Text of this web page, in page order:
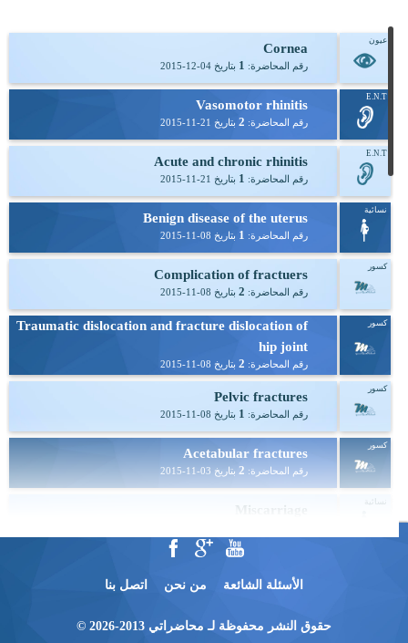
عيون
Cornea
رقم المحاضرة: 1 بتاريخ2015-12-04
E.N.T
Vasomotor rhinitis
رقم المحاضرة: 2 بتاريخ 2015-11-21
E.N.T
Acute and chronic rhinitis
رقم المحاضرة: 1 بتاريخ 2015-11-21
نسائية
Benign disease of the uterus
رقم المحاضرة: 1 بتاريخ 2015-11-08
كسور
Complication of fractuers
رقم المحاضرة: 2 بتاريخ 2015-11-08
كسور
Traumatic dislocation and fracture dislocation of
hip joint
رقم المحاضرة: 2 بتاريخ 2015-11-08
كسور
Pelvic fractures
رقم المحاضرة: 1 بتاريخ 2015-11-08
كسور
Acetabular fractures
رقم المحاضرة: 2 بتاريخ 2015-11-03
نسائية
Miscarriage
رقم المحاضرة:5بتاريخ 2015-11-03
Spine Injuries
الأسئلة الشائعة من نحن اتصل بنا
حقوق النشر محفوظة لـ محاضراتي 2013-2026 ©